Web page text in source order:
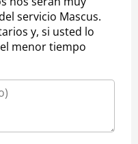
servicio Mascus.
y, si usted lo
menor tiempo